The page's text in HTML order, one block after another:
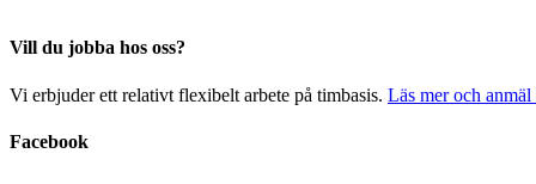
Vill du jobba hos oss?
Vi erbjuder ett relativt flexibelt arbete på timbasis. Läs mer och anmäl
Facebook